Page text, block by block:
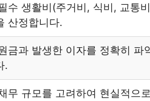
수 생활비(주거비, 식비, 교통
산정합니다.
금과 발생한 이자를 정확히 파
.
무 규모를 고려하여 현실적으